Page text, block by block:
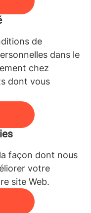
de
dans le
chez
dont vous
façon dont nous
votre
site Web.